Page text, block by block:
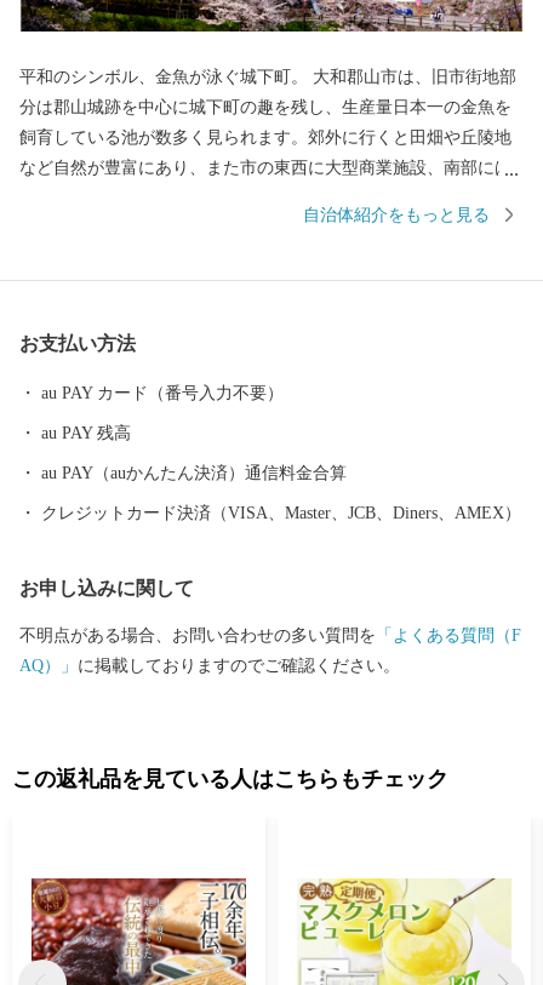
平和のシンボル、金魚が泳ぐ城下町。 大和郡山市は、旧市街地部
分は郡山城跡を中心に城下町の趣を残し、生産量日本一の金魚を
飼育している池が数多く見られます。郊外に行くと田畑や丘陵地
など自然が豊富にあり、また市の東西に大型商業施設、南部には
スの取れた住みよいまちです。 本市では、「あふれる夢と希望
るまちを目指します。「夢と誇りと自信」を持てるまちづくりへ
自治体紹介をもっと見る
お支払い方法
au PAY カード（番号入力不要）
au PAY 残高
au PAY（auかんたん決済）通信料金合算
クレジットカード決済（VISA、Master、JCB、Diners、AMEX）
お申し込みに関して
不明点がある場合、お問い合わせの多い質問を 「よくある質問（F
AQ）」 に掲載しておりますのでご確認ください。
この返礼品を見ている人はこちらもチェック